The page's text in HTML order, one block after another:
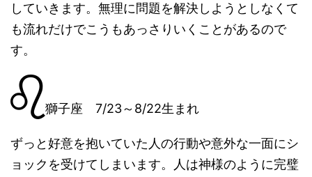
していきます。無理に問題を解決しようとしなくて
も流れだけでこうもあっさりいくことがあるので
す。
獅子座 7/23～8/22生まれ
ずっと好意を抱いていた人の行動や意外な一面にシ
ョックを受けてしまいます。人は神様のように完璧